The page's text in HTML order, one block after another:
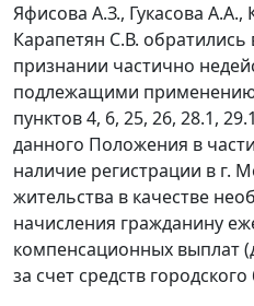
Яфисова А.З., Гукасова
Карапетян С.В. обратились
признании частично
подлежащими
пунктов 4, 6, 25, 26, 28.1, 29.1
данного Положения в
наличие регистрации в г.
жительства в качестве
начисления гражданину
компенсационных выплат
за счет средств